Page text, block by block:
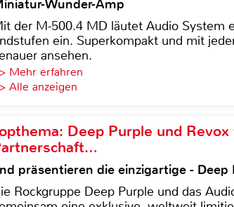
Wunder-Amp
der M-500.4 MD läutet Audio System
ein. Superkompakt und mit
ansehen.
Mehr erfahren
Alle anzeigen
Deep Purple und
präsentieren die einzigartige - Deep
Rockgruppe Deep Purple und das